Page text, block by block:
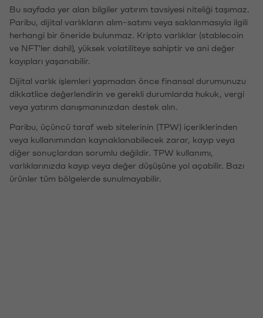
Bu sayfada yer alan bilgiler yatırım tavsiyesi niteliği taşımaz.
Paribu, dijital varlıkların alım-satımı veya saklanmasıyla ilgili
herhangi bir öneride bulunmaz. Kripto varlıklar (stablecoin
ve NFT'ler dahil), yüksek volatiliteye sahiptir ve ani değer
kayıpları yaşanabilir.
Dijital varlık işlemleri yapmadan önce finansal durumunuzu
dikkatlice değerlendirin ve gerekli durumlarda hukuk, vergi
veya yatırım danışmanınızdan destek alın.
Paribu, üçüncü taraf web sitelerinin (TPW) içeriklerinden
veya kullanımından kaynaklanabilecek zarar, kayıp veya
diğer sonuçlardan sorumlu değildir. TPW kullanımı,
varlıklarınızda kayıp veya değer düşüşüne yol açabilir. Bazı
ürünler tüm bölgelerde sunulmayabilir.